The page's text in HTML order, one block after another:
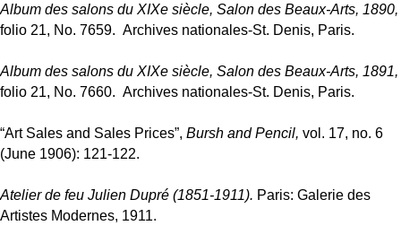
Album des salons du XIXe siècle, Salon des Beaux-Arts, 1890,
folio 21, No. 7659. Archives nationales-St. Denis, Paris.
Album des salons du XIXe siècle, Salon des Beaux-Arts, 1891,
folio 21, No. 7660. Archives nationales-St. Denis, Paris.
“Art Sales and Sales Prices”, Bursh and Pencil, vol. 17, no. 6
(June 1906): 121-122.
Atelier de feu Julien Dupré (1851-1911). Paris: Galerie des
Artistes Modernes, 1911.